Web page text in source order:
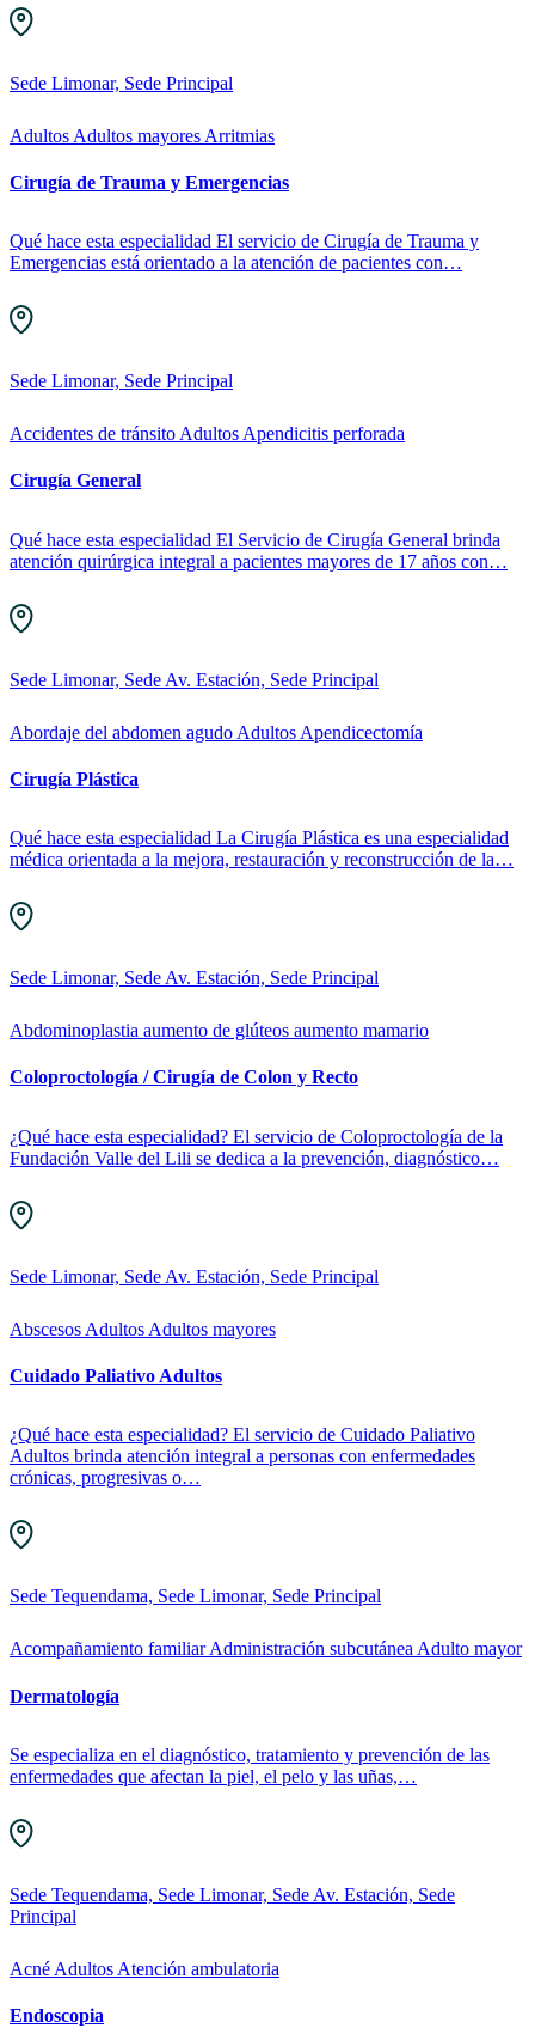
Sede Limonar, Sede Principal
Adultos Adultos mayores Arritmias
Cirugía de Trauma y Emergencias
Qué hace esta especialidad El servicio de Cirugía de Trauma y
Emergencias está orientado a la atención de pacientes con…
Sede Limonar, Sede Principal
Accidentes de tránsito Adultos Apendicitis perforada
Cirugía General
Qué hace esta especialidad El Servicio de Cirugía General brinda
atención quirúrgica integral a pacientes mayores de 17 años con…
Sede Limonar, Sede Av. Estación, Sede Principal
Abordaje del abdomen agudo Adultos Apendicectomía
Cirugía Plástica
Qué hace esta especialidad La Cirugía Plástica es una especialidad
médica orientada a la mejora, restauración y reconstrucción de la…
Sede Limonar, Sede Av. Estación, Sede Principal
Abdominoplastia aumento de glúteos aumento mamario
Coloproctología / Cirugía de Colon y Recto
¿Qué hace esta especialidad? El servicio de Coloproctología de la
Fundación Valle del Lili se dedica a la prevención, diagnóstico…
Sede Limonar, Sede Av. Estación, Sede Principal
Abscesos Adultos Adultos mayores
Cuidado Paliativo Adultos
¿Qué hace esta especialidad? El servicio de Cuidado Paliativo
Adultos brinda atención integral a personas con enfermedades
crónicas, progresivas o…
Sede Tequendama, Sede Limonar, Sede Principal
Acompañamiento familiar Administración subcutánea Adulto mayor
Dermatología
Se especializa en el diagnóstico, tratamiento y prevención de las
enfermedades que afectan la piel, el pelo y las uñas,…
Sede Tequendama, Sede Limonar, Sede Av. Estación, Sede
Principal
Acné Adultos Atención ambulatoria
Endoscopia